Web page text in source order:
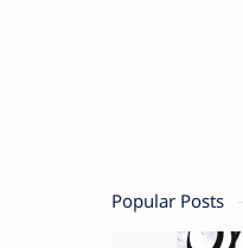
Popular Posts